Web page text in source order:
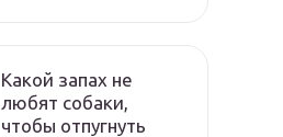
Какой запах не
любят собаки,
чтобы отпугнуть